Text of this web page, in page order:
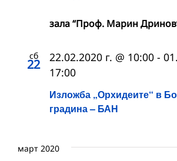
зала “Проф. Марин
сб
22
Изложба „Орхидеите“ в
градина – БАН
22.02.2020 г. @ 10:00 -
17:00
март 2020